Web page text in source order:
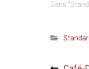
Dans